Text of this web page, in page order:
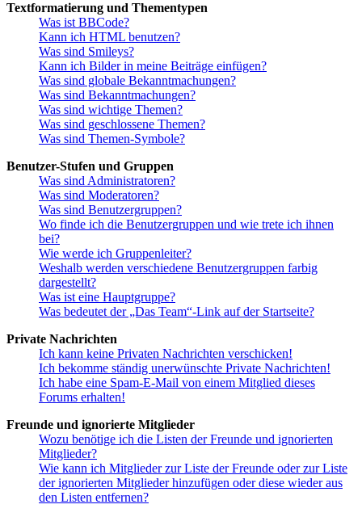
Textformatierung und Thementypen
Was ist BBCode?
Kann ich HTML benutzen?
Was sind Smileys?
Kann ich Bilder in meine Beiträge einfügen?
Was sind globale Bekanntmachungen?
Was sind Bekanntmachungen?
Was sind wichtige Themen?
Was sind geschlossene Themen?
Was sind Themen-Symbole?
Benutzer-Stufen und Gruppen
Was sind Administratoren?
Was sind Moderatoren?
Was sind Benutzergruppen?
Wo finde ich die Benutzergruppen und wie trete ich ihnen
bei?
Wie werde ich Gruppenleiter?
Weshalb werden verschiedene Benutzergruppen farbig
dargestellt?
Was ist eine Hauptgruppe?
Was bedeutet der „Das Team“-Link auf der Startseite?
Private Nachrichten
Ich kann keine Privaten Nachrichten verschicken!
Ich bekomme ständig unerwünschte Private Nachrichten!
Ich habe eine Spam-E-Mail von einem Mitglied dieses
Forums erhalten!
Freunde und ignorierte Mitglieder
Wozu benötige ich die Listen der Freunde und ignorierten
Mitglieder?
Wie kann ich Mitglieder zur Liste der Freunde oder zur Liste
der ignorierten Mitglieder hinzufügen oder diese wieder aus
den Listen entfernen?